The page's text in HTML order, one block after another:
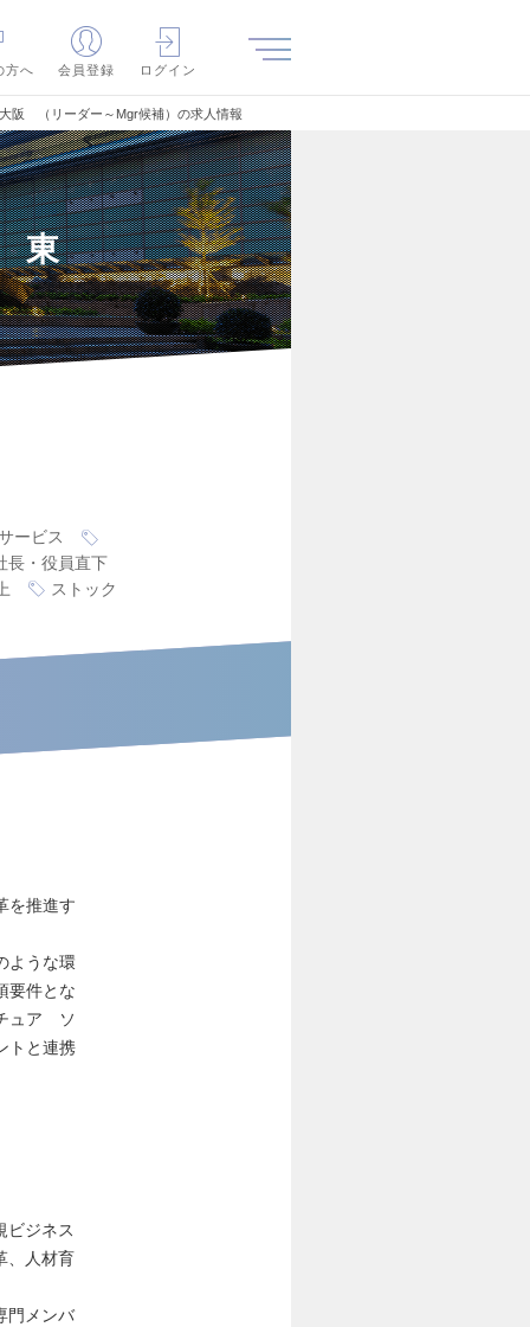
方へ
会員登録 ログイン
阪 （リーダー～Mgr候補）の求人情報
東
ービス
長・役員直下
ストック
を推進す
ような環
要件とな
ュア ソ
トと連携
ビジネス
、人材育
門メンバ